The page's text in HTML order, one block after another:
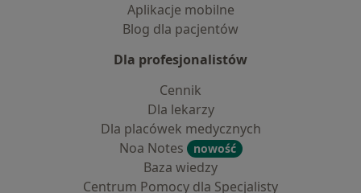
Aplikacje mobilne
Blog dla pacjentów
Dla profesjonalistów
Cennik
Dla lekarzy
Dla placówek medycznych
Noa Notes
nowość
Baza wiedzy
Centrum Pomocy dla Specjalisty